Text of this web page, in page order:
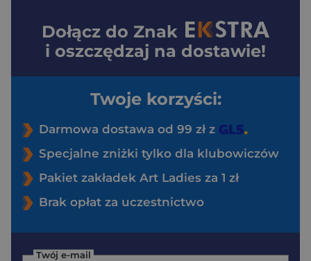
Dołącz do Znak
i oszczędzaj na dostawie!
Twoje korzyści:
Darmowa dostawa od 99 zł z
Specjalne zniżki tylko dla klubowiczów
Pakiet zakładek Art Ladies za 1 zł
Brak opłat za uczestnictwo
Twój e-mail